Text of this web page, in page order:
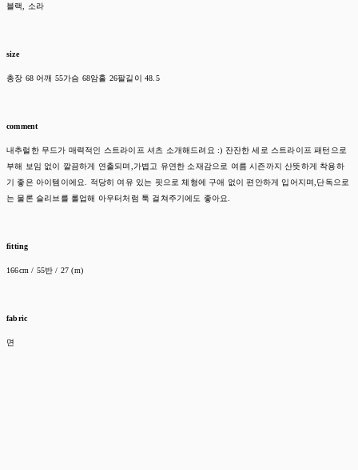
블랙, 소라
size
총장 68 어깨 55가슴 68암홀 26팔길이 48.5
comment
내추럴한 무드가 매력적인 스트라이프 셔츠 소개해드려요 :) 잔잔한 세로 스트라이프 패턴으로
부해 보임 없이 깔끔하게 연출되며,가볍고 유연한 소재감으로 여름 시즌까지 산뜻하게 착용하
기 좋은 아이템이에요. 적당히 여유 있는 핏으로 체형에 구애 없이 편안하게 입어지며,단독으로
는 물론 슬리브를 롤업해 아우터처럼 툭 걸쳐주기에도 좋아요.
fitting
166cm / 55반 / 27 (m)
fabric
면